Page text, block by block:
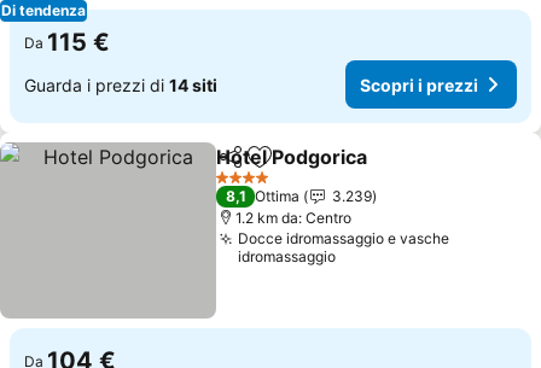
Di tendenza
Da 115 €
Guarda i prezzi di 14 siti Scopri i prezzi
CondividiAggiungi ai preferiti
Hotel Podgorica
4 Stelle
8,1 Ottima
3.239
1.2 km da: Centro
Docce idromassaggio e vasche
idromassaggio
Da 104 €